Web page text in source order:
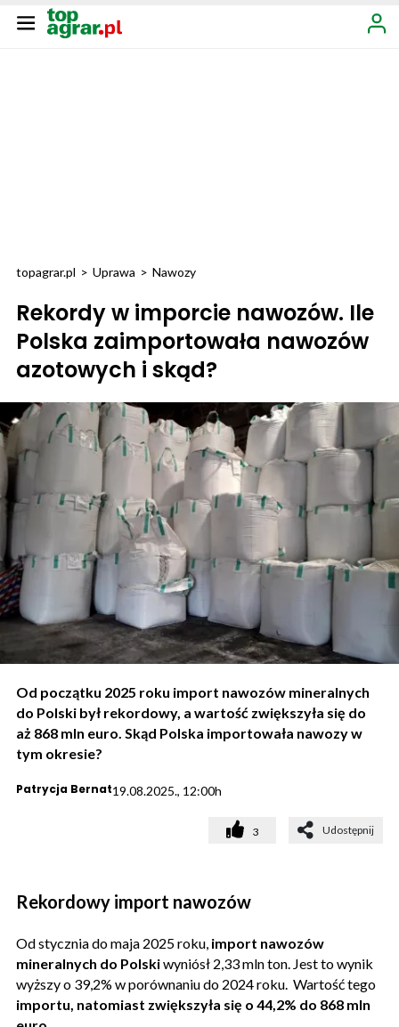
topagrar.pl > Uprawa > Nawozy
Rekordy w imporcie nawozów. Ile
Polska zaimportowała nawozów
azotowych i skąd?
Od początku 2025 roku import nawozów mineralnych
do Polski był rekordowy, a wartość zwiększyła się do
aż 868 mln euro. Skąd Polska importowała nawozy w
tym okresie?
Patrycja Bernat19.08.2025., 12:00h
3 Udostępnij
Rekordowy import nawozów
Od stycznia do maja 2025 roku, import nawozów
mineralnych do Polskiwyniósł 2,33 mln ton. Jest to wynik
wyższy o 39,2% w porównaniu do 2024 roku. Wartość tego
importu, natomiast zwiększyła się o 44,2% do 868 mln